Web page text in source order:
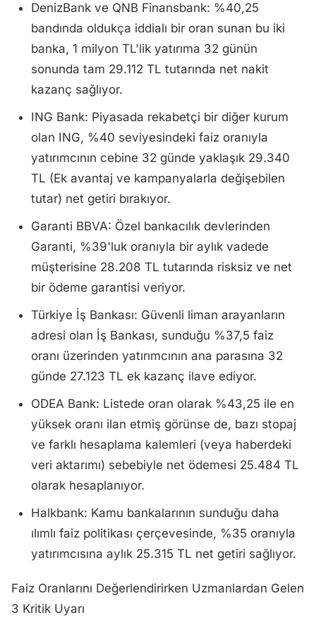
DenizBank ve QNB Finansbank: %40,25
bandında oldukça iddialı bir oran sunan bu iki
banka, 1 milyon TL'lik yatırıma 32 günün
sonunda tam 29.112 TL tutarında net nakit
kazanç sağlıyor.
ING Bank: Piyasada rekabetçi bir diğer kurum
olan ING, %40 seviyesindeki faiz oranıyla
yatırımcının cebine 32 günde yaklaşık 29.340
TL (Ek avantaj ve kampanyalarla değişebilen
tutar) net getiri bırakıyor.
Garanti BBVA: Özel bankacılık devlerinden
Garanti, %39'luk oranıyla bir aylık vadede
müşterisine 28.208 TL tutarında risksiz ve net
bir ödeme garantisi veriyor.
Türkiye İş Bankası: Güvenli liman arayanların
adresi olan İş Bankası, sunduğu %37,5 faiz
oranı üzerinden yatırımcının ana parasına 32
günde 27.123 TL ek kazanç ilave ediyor.
ODEA Bank: Listede oran olarak %43,25 ile en
yüksek oranı ilan etmiş görünse de, bazı stopaj
ve farklı hesaplama kalemleri (veya haberdeki
veri aktarımı) sebebiyle net ödemesi 25.484 TL
olarak hesaplanıyor.
Halkbank: Kamu bankalarının sunduğu daha
ılımlı faiz politikası çerçevesinde, %35 oranıyla
yatırımcısına aylık 25.315 TL net getiri sağlıyor.
Faiz Oranlarını Değerlendirirken Uzmanlardan Gelen
3 Kritik Uyarı